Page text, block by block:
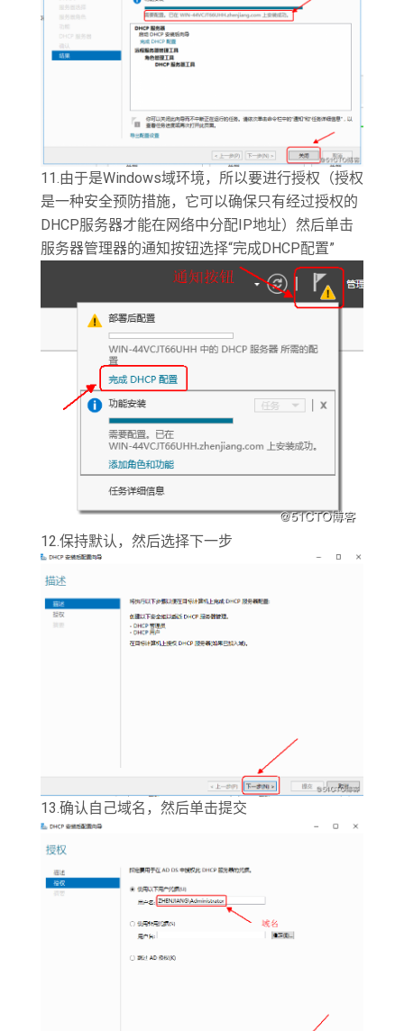
11.由于是Windows域环境，所以要进行授权（授权
是一种安全预防措施，它可以确保只有经过授权的
DHCP服务器才能在网络中分配IP地址）然后单击
服务器管理器的通知按钮选择“完成DHCP配置”
12.保持默认，然后选择下一步
13.确认自己域名，然后单击提交